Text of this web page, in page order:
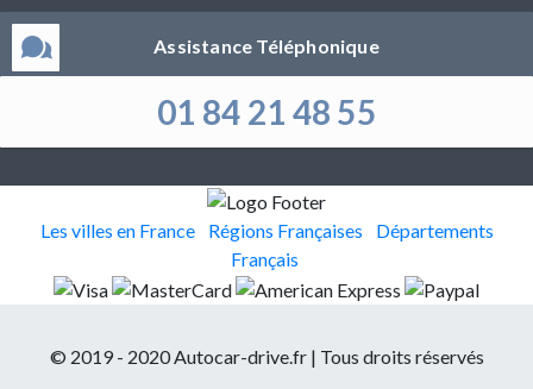
Assistance Téléphonique
01 84 21 48 55
Les villes en France Régions Françaises
Départements
Français
© 2019 - 2020 Autocar-drive.fr | Tous droits réservés